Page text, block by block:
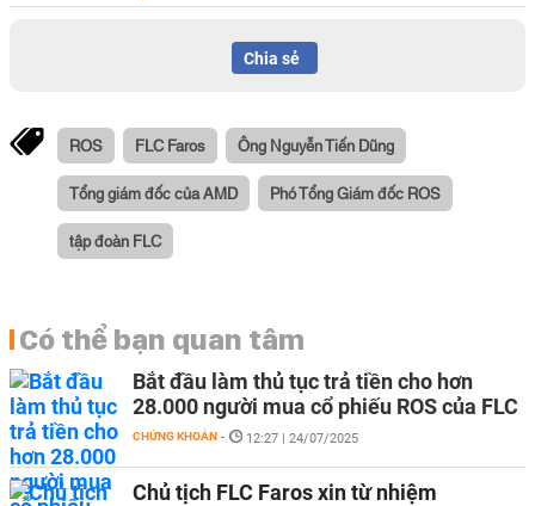
Chia sẻ
ROS FLC Faros Ông Nguyễn Tiến Dũng
Tổng giám đốc của AMD Phó Tổng Giám đốc ROS
tập đoàn FLC
Có thể bạn quan tâm
Bắt đầu làm thủ tục trả tiền cho hơn
28.000 người mua cổ phiếu ROS của FLC
CHỨNG KHOÁN - 12:27 | 24/07/2025
Chủ tịch FLC Faros xin từ nhiệm